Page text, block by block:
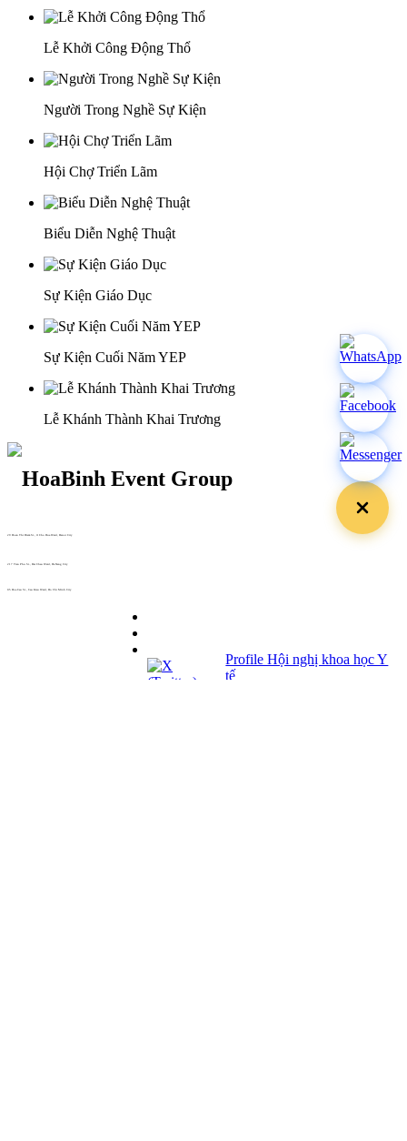
Lễ Khởi Công Động Thổ
Người Trong Nghề Sự Kiện
Hội Chợ Triển Lãm
Biểu Diễn Nghệ Thuật
Sự Kiện Giáo Dục
Sự Kiện Cuối Năm YEP
Lễ Khánh Thành Khai Trương
29 Doan Thi Diem St., O Cho Dua Ward, Hanoi City
217 Tran Phu St., Hai Chau Ward, Da Nang City
05 Hoa Cau St., Cau Kieu Ward, Ho Chi Minh City
Profile Hội nghị khoa học Y
tế